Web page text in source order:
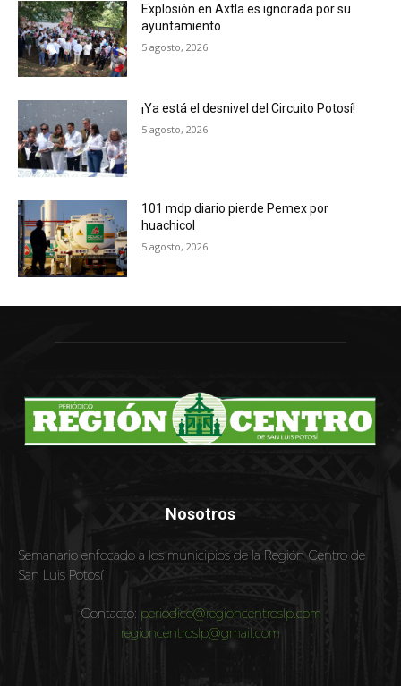
Explosión en Axtla es ignorada por su
ayuntamiento
5 agosto, 2026
¡Ya está el desnivel del Circuito Potosí!
5 agosto, 2026
101 mdp diario pierde Pemex por
huachicol
5 agosto, 2026
Nosotros
Semanario enfocado a los municipios de la Región Centro de
San Luis Potosí
Contacto: periodico@regioncentroslp.com
regioncentroslp@gmail.com